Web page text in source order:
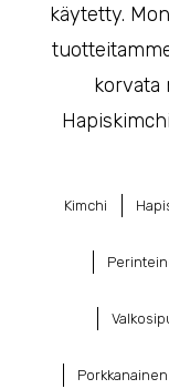
käytetty.
korvata
Kimchi